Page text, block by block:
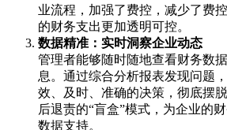
业流程，加强了费控，减少了费
的财务支出更加透明可控。
数据精准：实时洞察企业动态
管理者能够随时随地查看财务数
息。通过综合分析报表发现问题
效、及时、准确的决策，彻底摆
后退责的“盲盒”模式，为企业的
数据支持。